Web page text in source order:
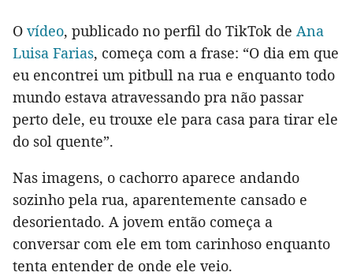
O vídeo, publicado no perfil do TikTok de Ana
Luisa Farias, começa com a frase: “O dia em que
eu encontrei um pitbull na rua e enquanto todo
mundo estava atravessando pra não passar
perto dele, eu trouxe ele para casa para tirar ele
do sol quente”.
Nas imagens, o cachorro aparece andando
sozinho pela rua, aparentemente cansado e
desorientado. A jovem então começa a
conversar com ele em tom carinhoso enquanto
tenta entender de onde ele veio.